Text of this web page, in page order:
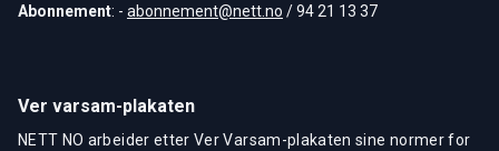
Abonnement: - abonnement@nett.no / 94 21 13 37
Ver varsam-plakaten
NETT NO arbeider etter Ver Varsam-plakaten sine normer for